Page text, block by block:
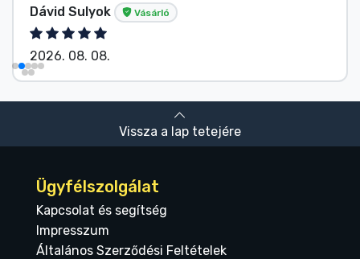
Dávid Sulyok Vásárló
2026. 08. 08.
Vissza a lap tetejére
Ügyfélszolgálat
Kapcsolat és segítség
Impresszum
Általános Szerződési Feltételek